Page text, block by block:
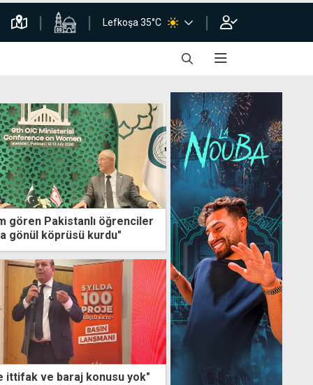
Lefkoşa 35°C
gören Pakistanlı öğrenciler
gönül köprüsü kurdu"
ittifak ve baraj konusu yok"